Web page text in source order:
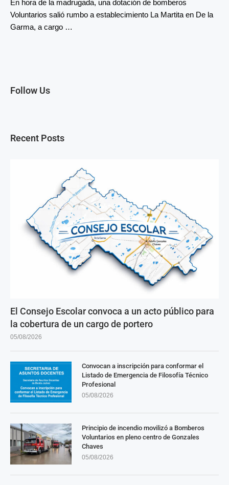
En hora de la madrugada, una dotación de bomberos
Voluntarios salió rumbo a establecimiento La Martita en De la
Garma, a cargo …
Follow Us
Recent Posts
El Consejo Escolar convoca a un acto público para
la cobertura de un cargo de portero
05/08/2026
Convocan a inscripción para conformar el
Listado de Emergencia de Filosofía Técnico
Profesional
05/08/2026
Principio de incendio movilizó a Bomberos
Voluntarios en pleno centro de Gonzales
Chaves
05/08/2026